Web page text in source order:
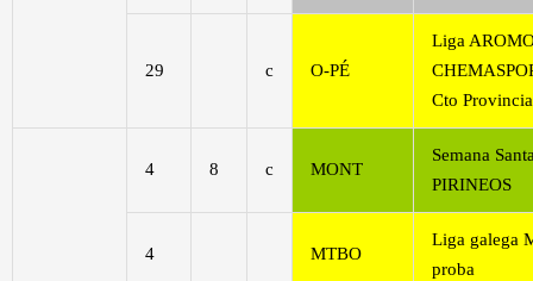
29 c O-PÉ
Liga
Cto
4 8 c MONT
Semana
PIRINEOS
4 MTBO
Liga galega
proba